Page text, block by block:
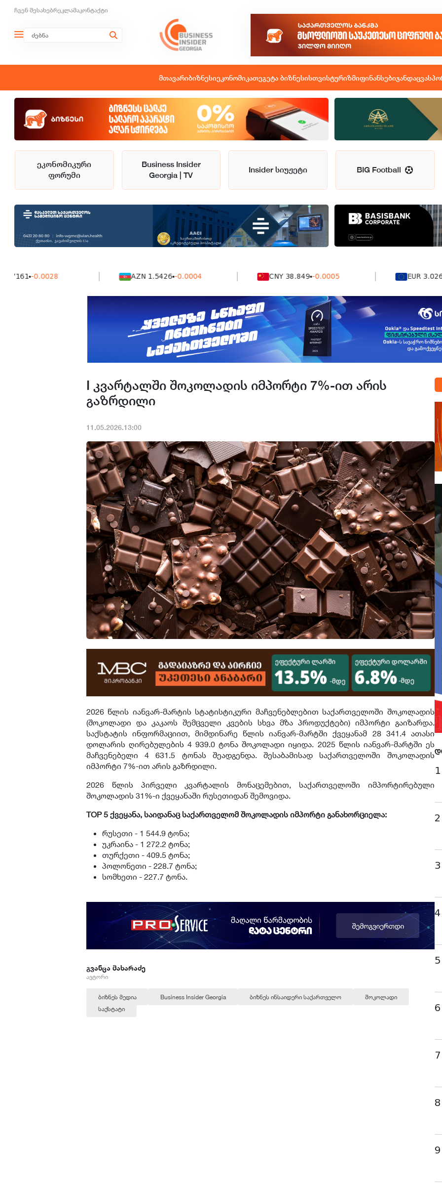
ჩვენ შესახებრეკლამაკონტაქტი
მთავარიბიზნესიეკონომიკათეგეტა ბიზნესისთვისტურიზმიფინანსებიჯანდაცვა
ეკონომიკური
ფორუმი
Business Insider
Georgia | TV
Insider სიუჟეტი BIG Football
-0.0028 AZN 1.5426 -0.0004 CNY 38.849 -0.0005 EUR 3.0264
I კვარტალში შოკოლადის იმპორტი 7%-ით არის
გაზრდილი
11.05.2026.13:00
2026 წლის იანვარ-მარტის სტატისტიკური მაჩვენებლებით საქართველოში შოკოლადის
(შოკოლადი და კაკაოს შემცველი კვების სხვა მზა პროდუქტები) იმპორტი გაიზარდა.
საქსტატის ინფორმაციით, მიმდინარე წლის იანვარ-მარტში ქვეყანამ 28 341.4 ათასი
დოლარის ღირებულების 4 939.0 ტონა შოკოლადი იყიდა. 2025 წლის იანვარ-მარტში ეს
მაჩვენებელი 4 631.5 ტონას შეადგენდა. შესაბამისად საქართველოში შოკოლადის
იმპორტი 7%-ით არის გაზრდილი.
2026 წლის პირველი კვარტალის მონაცემებით, საქართველოში იმპორტირებული
შოკოლადის 31%-ი ქვეყანაში რუსეთიდან შემოვიდა.
​TOP 5 ქვეყანა, საიდანაც საქართველომ შოკოლადის იმპორტი განახორციელა:
რუსეთი - 1 544.9 ტონა;
უკრაინა - 1 272.2 ტონა;
თურქეთი - 409.5 ტონა;
პოლონეთი - 228.7 ტონა;
სომხეთი - 227.7 ტონა.
გვანცა მახარაძე
ავტორი
ბიზნეს მედია Business Insider Georgia ბიზნეს ინსაიდერი საქართველო
შოკოლადი
საქსტატი
1
2
3
4
5
6
7
8
9